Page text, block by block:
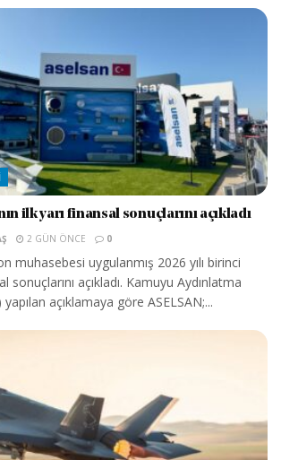
ilk yarı finansal sonuçlarını açıkladı
2 GÜN ÖNCE 0
muhasebesi uygulanmış 2026 yılı birinci
sonuçlarını açıkladı. Kamuyu Aydınlatma
açıklamaya göre ASELSAN;...